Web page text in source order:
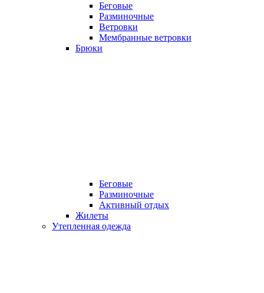
Беговые
Разминочные
Ветровки
Мембранные ветровки
Брюки
Беговые
Разминочные
Активный отдых
Жилеты
Утепленная одежда